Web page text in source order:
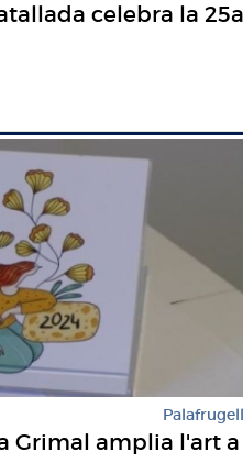
celebra la 25a
Palafrugell
Grimal amplia l'art a